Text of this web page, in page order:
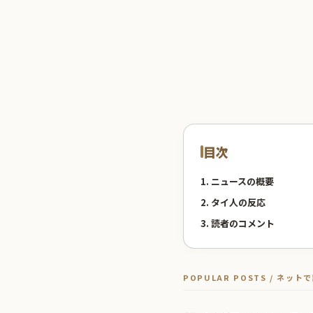
目次
1. ニュースの概要
2. タイ人の反応
3. 読者のコメント
POPULAR POSTS / ネットで